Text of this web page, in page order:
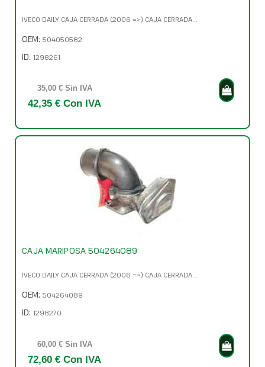
IVECO DAILY CAJA CERRADA (2006 =>) CAJA CERRADA...
OEM: 504050582
ID: 1298261
35,00 € Sin IVA
42,35 € Con IVA
CAJA MARIPOSA 504264089
IVECO DAILY CAJA CERRADA (2006 =>) CAJA CERRADA...
OEM: 504264089
ID: 1298270
60,00 € Sin IVA
72,60 € Con IVA